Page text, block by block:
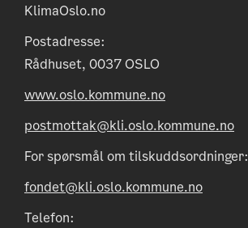
KlimaOslo.no
Postadresse:
Rådhuset, 0037 OSLO
www.oslo.kommune.no
postmottak@kli.oslo.kommune.no
For spørsmål om tilskuddsordninger:
fondet@kli.oslo.kommune.no
Telefon: